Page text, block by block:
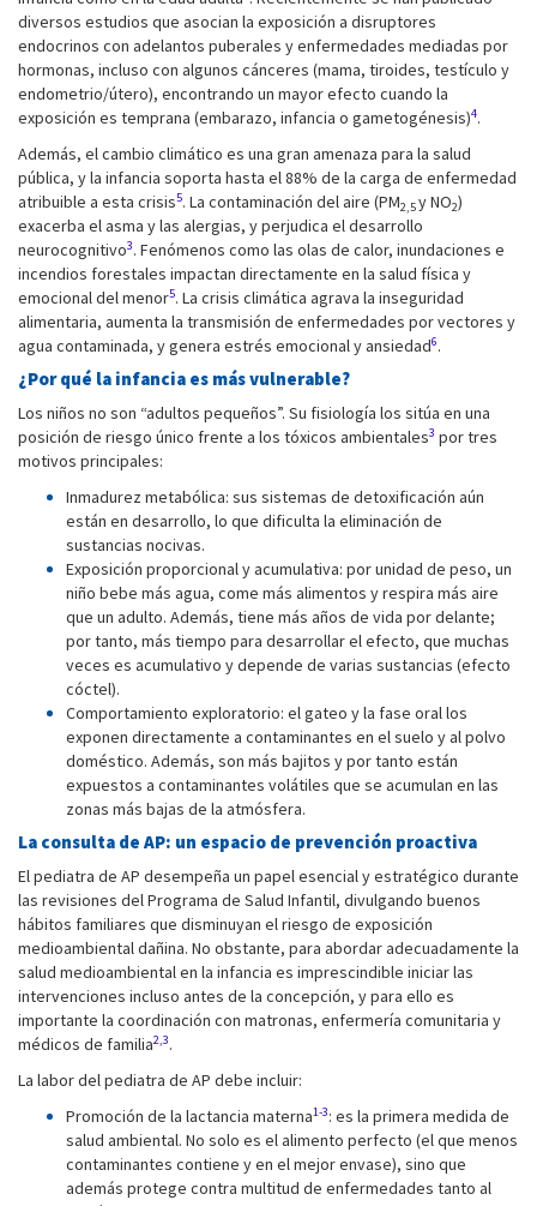
diversos estudios que asocian la exposición a disruptores
endocrinos con adelantos puberales y enfermedades mediadas por
hormonas, incluso con algunos cánceres (mama, tiroides, testículo y
endometrio/útero), encontrando un mayor efecto cuando la
exposición es temprana (embarazo, infancia o gametogénesis)4.
Además, el cambio climático es una gran amenaza para la salud
pública, y la infancia soporta hasta el 88% de la carga de enfermedad
atribuible a esta crisis5. La contaminación del aire (PM2,5y NO2)
exacerba el asma y las alergias, y perjudica el desarrollo
neurocognitivo3. Fenómenos como las olas de calor, inundaciones e
incendios forestales impactan directamente en la salud física y
emocional del menor5. La crisis climática agrava la inseguridad
alimentaria, aumenta la transmisión de enfermedades por vectores y
agua contaminada, y genera estrés emocional y ansiedad6.
¿Por qué la infancia es más vulnerable?
Los niños no son “adultos pequeños”. Su fisiología los sitúa en una
posición de riesgo único frente a los tóxicos ambientales3 por tres
motivos principales:
Inmadurez metabólica: sus sistemas de detoxificación aún
están en desarrollo, lo que dificulta la eliminación de
sustancias nocivas.
Exposición proporcional y acumulativa: por unidad de peso, un
niño bebe más agua, come más alimentos y respira más aire
que un adulto. Además, tiene más años de vida por delante;
por tanto, más tiempo para desarrollar el efecto, que muchas
veces es acumulativo y depende de varias sustancias (efecto
cóctel).
Comportamiento exploratorio: el gateo y la fase oral los
exponen directamente a contaminantes en el suelo y al polvo
doméstico. Además, son más bajitos y por tanto están
expuestos a contaminantes volátiles que se acumulan en las
zonas más bajas de la atmósfera.
La consulta de AP: un espacio de prevención proactiva
El pediatra de AP desempeña un papel esencial y estratégico durante
las revisiones del Programa de Salud Infantil, divulgando buenos
hábitos familiares que disminuyan el riesgo de exposición
medioambiental dañina. No obstante, para abordar adecuadamente la
salud medioambiental en la infancia es imprescindible iniciar las
intervenciones incluso antes de la concepción, y para ello es
importante la coordinación con matronas, enfermería comunitaria y
médicos de familia2,3.
La labor del pediatra de AP debe incluir:
Promoción de la lactancia materna1-3: es la primera medida de
salud ambiental. No solo es el alimento perfecto (el que menos
contaminantes contiene y en el mejor envase), sino que
además protege contra multitud de enfermedades tanto al